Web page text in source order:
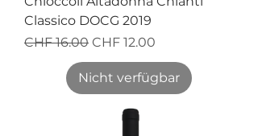
Classico DOCG 2019
Standardpreis
CHF 16.00 Sale-Preis
CHF 12.00
Nicht verfügbar